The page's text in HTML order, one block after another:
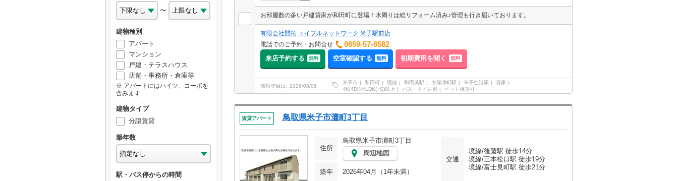
〜
建物種別
アパート
マンション
戸建・テラスハウス
店舗・事務所・倉庫等
アパートにはハイツ、コーポを
含みます
建物タイプ
分譲賃貸
築年数
駅・バス停からの時間
お部屋数の多い戸建貸家が和田町に登場！水周りは総リフォーム済み♪管理も行き届いております。
有限会社開拓 エイブルネットワーク 米子駅前店
電話でのご予約・お問合せ
0859-57-8582
来店予約する 無料 空室確認する 無料 初期費用を聞く 無料
情報登録日 2026/08/06
米子市 和田町 境線 和田浜駅 大篠津町駅 米子空港駅
貸家
4K/4DK/4LDK(+S)以上
バス・トイレ別 ペット相談可
賃貸アパート 鳥取県米子市灘町3丁目
住所
鳥取県米子市灘町3丁目
周辺地図
交通
境線/後藤駅 徒歩14分
境線/三本松口駅 徒歩19分
境線/富士見町駅 徒歩21分
築年 2026年04月（1年未満）